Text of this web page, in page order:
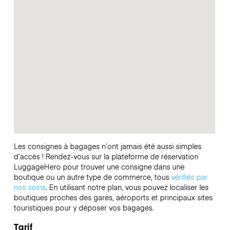
Les consignes à bagages n’ont jamais été aussi simples
d’accès ! Rendez-vous sur la plateforme de réservation
LuggageHero pour trouver une consigne dans une
boutique ou un autre type de commerce, tous vérifiés par
nos soins. En utilisant notre plan, vous pouvez localiser les
boutiques proches des gares, aéroports et principaux sites
touristiques pour y déposer vos bagages.
Tarif